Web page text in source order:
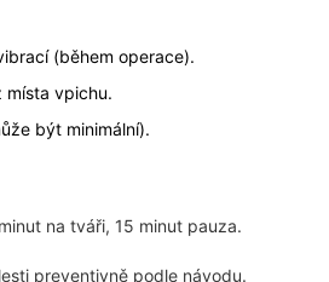
(během operace).
místa vpichu.
být minimální).
na tváři, 15 minut pauza.
preventivně podle návodu.